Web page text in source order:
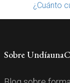
¿Cuánto
Sobre